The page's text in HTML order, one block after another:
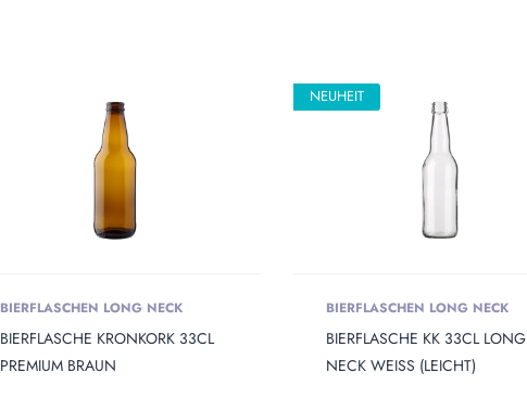
BIERFLASCHEN LONG NECK
BIERFLASCHE KRONKORK 33CL
PREMIUM BRAUN
NEUHEIT
BIERFLASCHEN LONG NECK
BIERFLASCHE KK 33CL LONG
NECK WEISS (LEICHT)